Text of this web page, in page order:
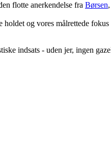
flotte anerkendelse fra Børsen
og vores målrettede
indsats - uden jer, ingen